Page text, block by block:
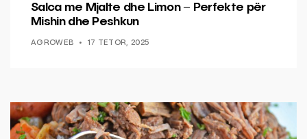
Salca me Mjalte dhe Limon – Perfekte për
Mishin dhe Peshkun
AGROWEB 17 TETOR, 2025